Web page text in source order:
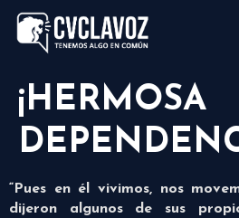
¡HERMOSA
“Pues en él vivimos, nos
dijeron algunos de sus